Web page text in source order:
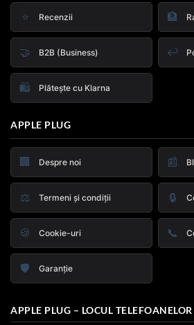
⭐ Recenzii 🏦
🤝 B2B (Business) ↩️
🛍️ Plătește cu Klarna
APPLE PLUG
🏢 Despre noi 📰
⚖️ Termeni și condiții 🔒
🍪 Cookie-uri 📞
🛡️ Garanție
APPLE PLUG – LOCUL